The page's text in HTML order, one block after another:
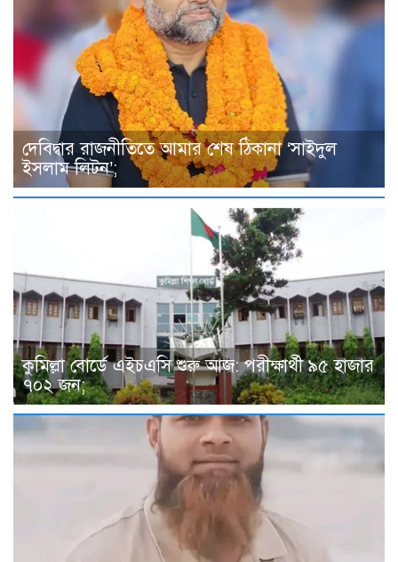
দেবিদ্বার রাজনীতিতে আমার শেষ ঠিকানা ‘সাইদুল
ইসলাম লিটন’;
কুমিল্লা বোর্ডে এইচএসি শুরু আজ: পরীক্ষার্থী ৯৫ হাজার
৭০২ জন;